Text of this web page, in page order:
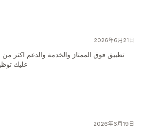
2026年6月21日
تطبيق فوق الممتاز والخدمة والدعم اكثر من
عليك
2026年6月19日